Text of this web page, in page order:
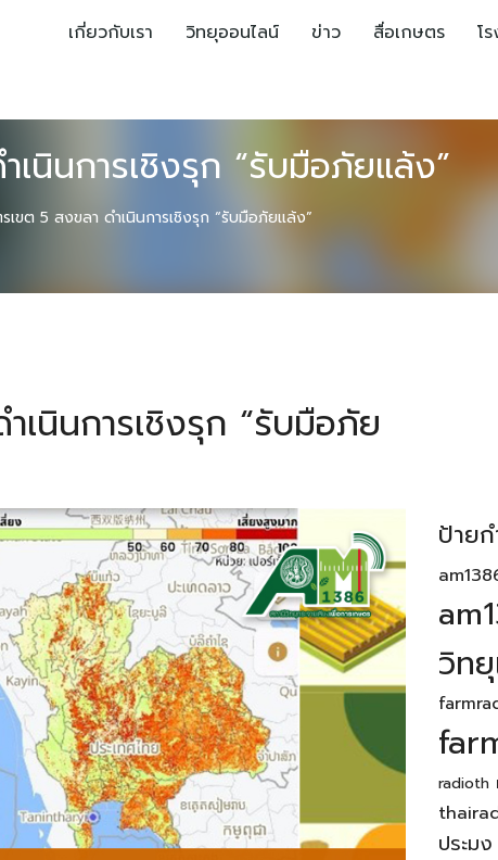
เกี่ยวกับเรา วิทยุออนไลน์ ข่าว สื่อเกษตร โ
นินการเชิงรุก “รับมือภัยแล้ง”
เขต 5 สงขลา ดำเนินการเชิงรุก “รับมือภัยแล้ง”
เนินการเชิงรุก “รับมือภัย
ป้าย
วิท
radioth
ประมง